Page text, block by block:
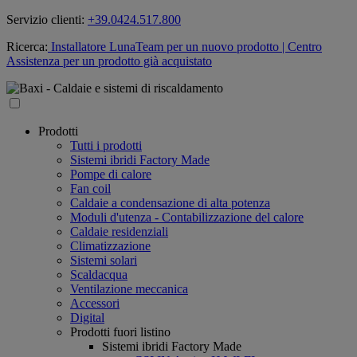
Servizio clienti: +39.0424.517.800
Ricerca: Installatore LunaTeam per un nuovo prodotto | Centro
Assistenza per un prodotto già acquistato
Prodotti
Tutti i prodotti
Sistemi ibridi Factory Made
Pompe di calore
Fan coil
Caldaie a condensazione di alta potenza
Moduli d'utenza - Contabilizzazione del calore
Caldaie residenziali
Climatizzazione
Sistemi solari
Scaldacqua
Ventilazione meccanica
Accessori
Digital
Prodotti fuori listino
Sistemi ibridi Factory Made